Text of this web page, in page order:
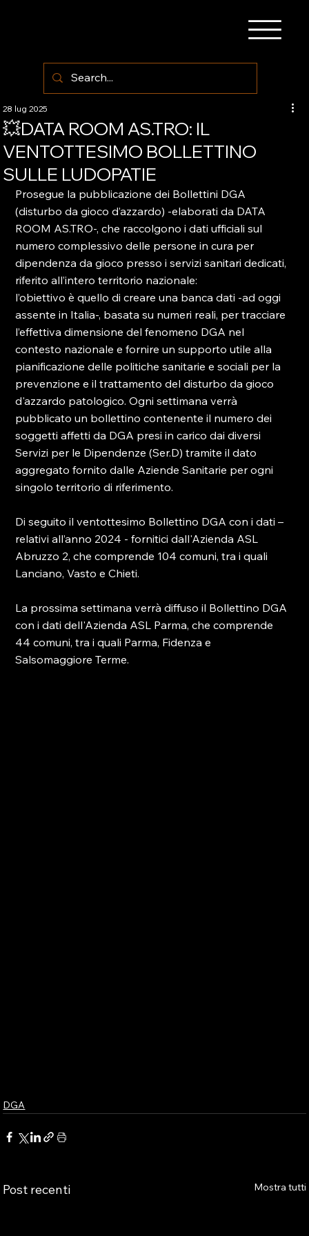
💥DATA ROOM AS.TRO: IL
VENTOTTESIMO BOLLETTINO
SULLE LUDOPATIE
28 lug 2025
Prosegue la pubblicazione dei Bollettini DGA
(disturbo da gioco d’azzardo) -elaborati da DATA
ROOM AS.TRO-, che raccolgono i dati ufficiali sul
numero complessivo delle persone in cura per
dipendenza da gioco presso i servizi sanitari dedicati,
riferito all’intero territorio nazionale:
l’obiettivo è quello di creare una banca dati -ad oggi
assente in Italia-, basata su numeri reali, per tracciare
l’effettiva dimensione del fenomeno DGA nel
contesto nazionale e fornire un supporto utile alla
pianificazione delle politiche sanitarie e sociali per la
prevenzione e il trattamento del disturbo da gioco
d'azzardo patologico. Ogni settimana verrà
pubblicato un bollettino contenente il numero dei
soggetti affetti da DGA presi in carico dai diversi
Servizi per le Dipendenze (Ser.D) tramite il dato
aggregato fornito dalle Aziende Sanitarie per ogni
singolo territorio di riferimento.
Di seguito il ventottesimo Bollettino DGA con i dati –
relativi all’anno 2024 - fornitici dall'Azienda ASL
Abruzzo 2, che comprende 104 comuni, tra i quali
Lanciano, Vasto e Chieti.
La prossima settimana verrà diffuso il Bollettino DGA
con i dati dell'Azienda ASL Parma, che comprende
44 comuni, tra i quali Parma, Fidenza e
Salsomaggiore Terme.
DGA
Post recenti Mostra tutti